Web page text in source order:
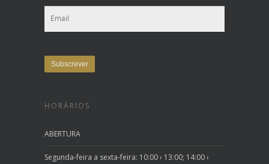
HORÁRIOS
ABERTURA
Segunda-feira a sexta-feira: 10:00 › 13:00; 14:00 ›